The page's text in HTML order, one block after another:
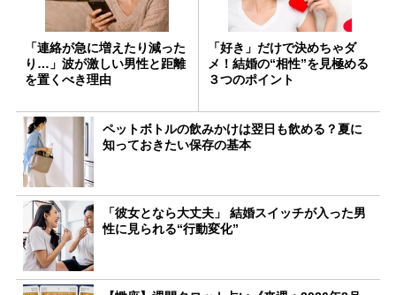
「連絡が急に増えたり減った
り…」波が激しい男性と距離
を置くべき理由
「好き」だけで決めちゃダ
メ！結婚の“相性”を見極める
３つのポイント
ペットボトルの飲みかけは翌日も飲める？夏に
知っておきたい保存の基本
「彼女となら大丈夫」 結婚スイッチが入った男
性に見られる“行動変化”